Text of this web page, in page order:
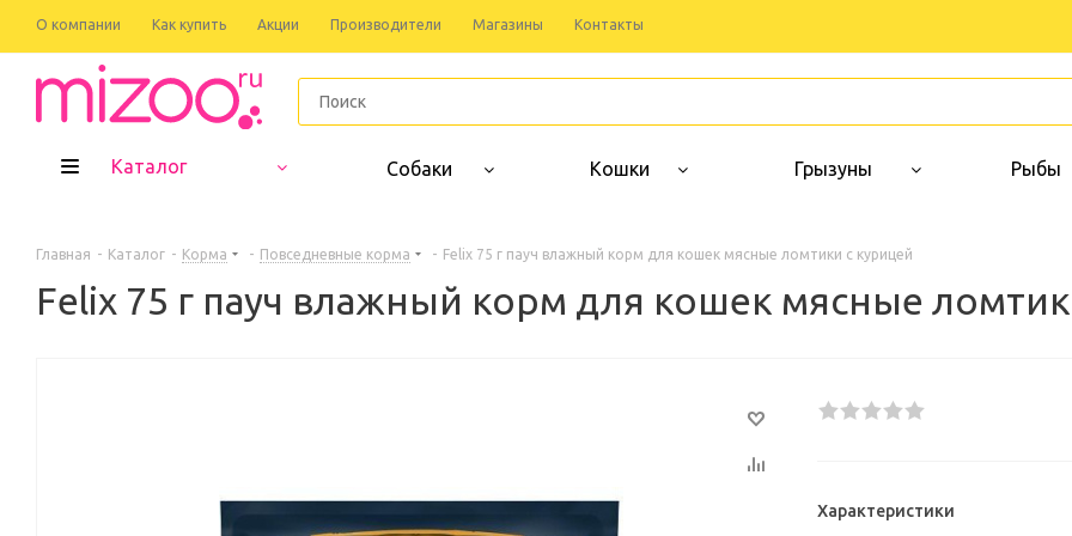
О компании Как купить Акции Производители Магазины Контакты
Каталог Собаки Кошки Грызуны Рыбы
Главная - Каталог - Корма - Повседневные корма - Felix 75 г пауч влажный корм для кошек мясные ломтики с курицей
Felix 75 г пауч влажный корм для кошек мясные
Характеристики